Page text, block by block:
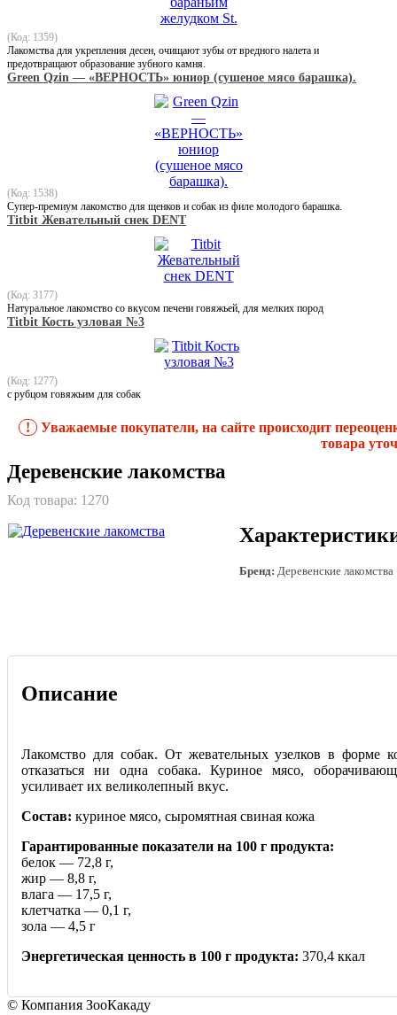
(Код: 1359)
Лакомства для укрепления десен, очищают зубы от вредного налета и
предотвращают образование зубного камня.
Green Qzin — «ВЕРНОСТЬ» юниор (сушеное мясо барашка).
(Код: 1538)
Супер-премиум лакомство для щенков и собак из филе молодого барашка.
Titbit Жевательный снек DENT
(Код: 3177)
Натуральное лакомство со вкусом печени говяжьей, для мелких пород
Titbit Кость узловая №3
(Код: 1277)
с рубцом говяжьим для собак
!
Уважаемые покупатели, на сайте происходит
товара
Деревенские лакомства
Код товара: 1270
Бренд: Деревенские лакомства
Описание
Лакомство для собак. От жевательных узелков в форме
отказаться ни одна собака. Куриное мясо,
усиливает их великолепный вкус.
Состав: куриное мясо, сыромятная свиная кожа
Гарантированные показатели на 100 г продукта:
белок — 72,8 г,
жир — 8,8 г,
влага — 17,5 г,
клетчатка — 0,1 г,
зола — 4,5 г
Энергетическая ценность в 100 г продукта: 370,4 ккал
© Компания ЗооКакаду